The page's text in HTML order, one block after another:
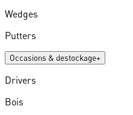
Wedges
Putters
Occasions & destockage+
Drivers
Bois